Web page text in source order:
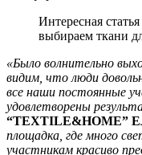
Интересная
выбираем ткани
«Было волнительно
видим, что люди
все наши постоянные
удовлетворены
“TEXTILE&HOME”
площадка, где много
участникам красиво